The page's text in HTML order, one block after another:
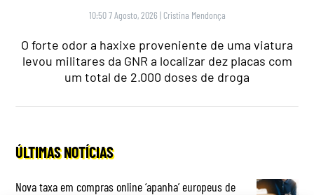
10:50 7 Agosto, 2026 | Cristina Mendonça
O forte odor a haxixe proveniente de uma viatura
levou militares da GNR a localizar dez placas com
um total de 2.000 doses de droga
ÚLTIMAS NOTÍCIAS
Nova taxa em compras online ‘apanha’ europeus de